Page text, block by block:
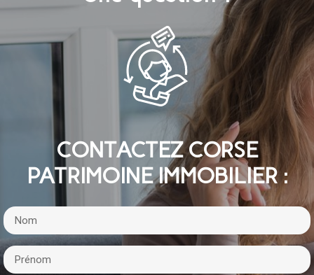
CONTACTEZ CORSE
PATRIMOINE IMMOBILIER :